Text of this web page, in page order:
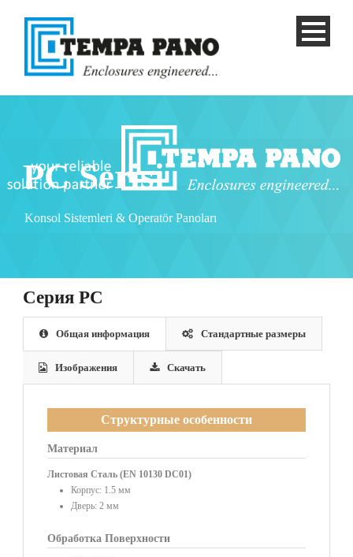
PC Serisi
Konsol Sistemleri & Operatör Panoları
Cерия PC
Общая информация Стандартные размеры
Изображения Скачать
Структурные особенности
Материал
Листовая Сталь (EN 10130 DC01)
Корпус: 1.5 мм
Дверь: 2 мм
Обработка Поверхности